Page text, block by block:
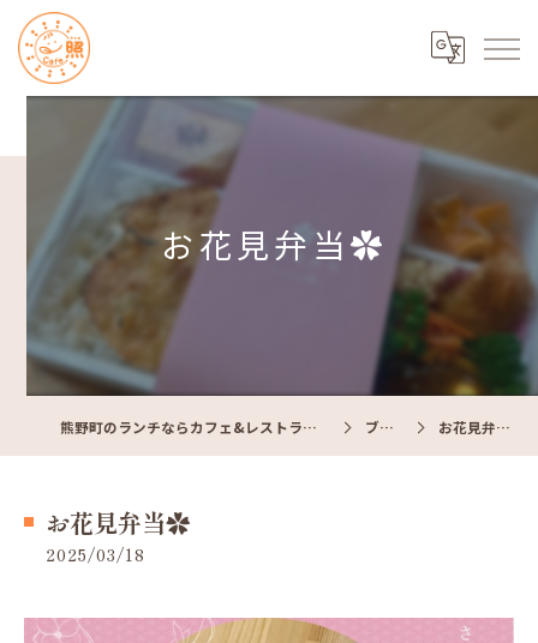
お花見弁当✿
熊野町のランチならカフェ&レストラン Cafe照 ブログ お花見弁当✿
お花見弁当✿
2025/03/18